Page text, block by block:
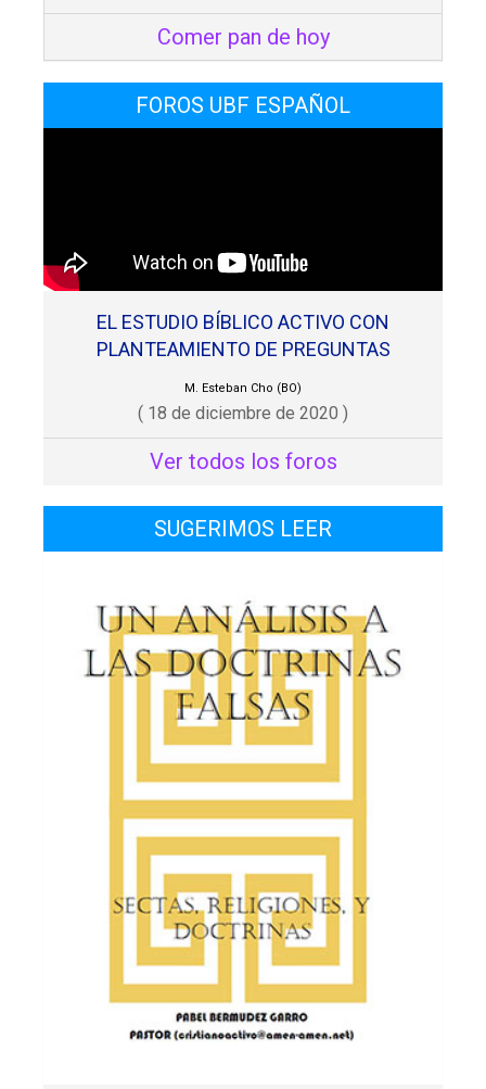
Comer pan de hoy
FOROS UBF ESPAÑOL
EL ESTUDIO BÍBLICO ACTIVO CON
PLANTEAMIENTO DE PREGUNTAS
M. Esteban Cho (BO)
( 18 de diciembre de 2020 )
Ver todos los foros
SUGERIMOS LEER